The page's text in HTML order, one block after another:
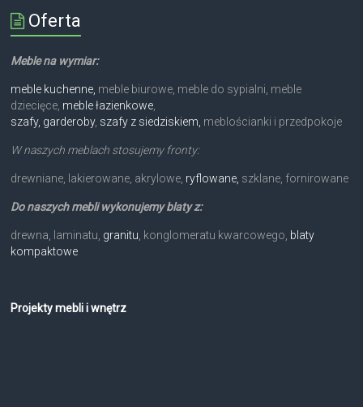
Oferta
Meble na wymiar:
meble kuchenne, meble biurowe, meble do sypialni, meble
dziecięce, meble łazienkowe,
szafy, garderoby, szafy z siedziskiem, meblościanki i przedpokoje
W naszych meblach stosujemy fronty:
drewniane, lakierowane, akrylowe, ryflowane, szklane, fornirowane
Do naszych mebli wykonujemy blaty z:
drewna, laminatu, granitu, konglomeratu kwarcowego, blaty
kompaktowe
Projekty mebli i wnętrz